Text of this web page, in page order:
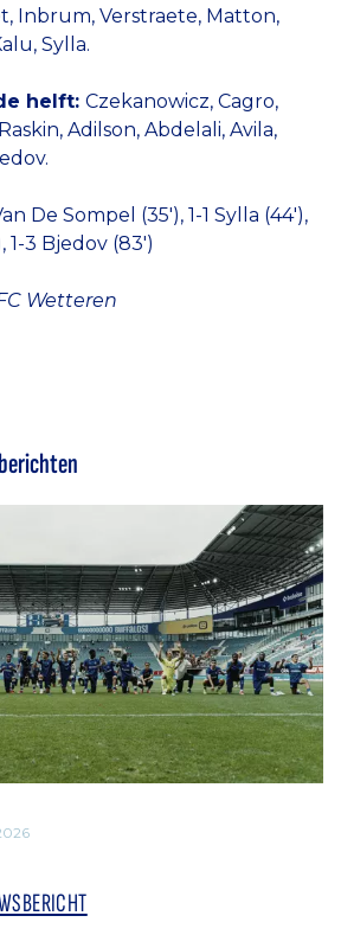
Inbrum, Verstraete, Matton,
Sylla.
helft: Czekanowicz, Cagro,
Adilson, Abdelali, Avila,
De Sompel (35'), 1-1 Sylla (44'),
1-3 Bjedov (83')
Wetteren